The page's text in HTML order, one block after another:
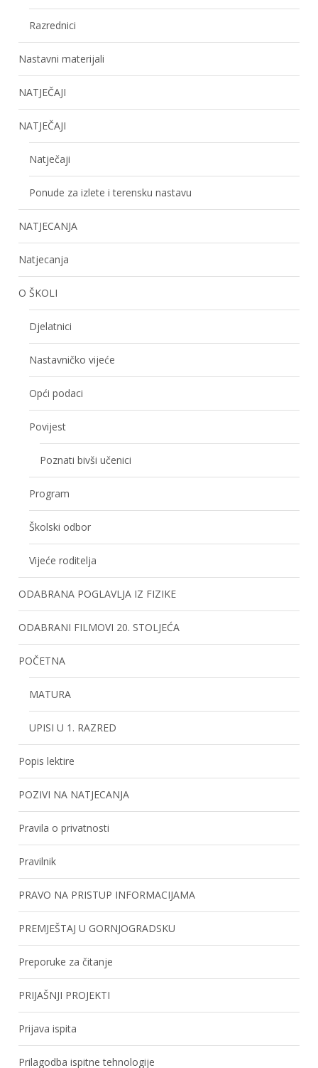
Razrednici
Nastavni materijali
NATJEČAJI
NATJEČAJI
Natječaji
Ponude za izlete i terensku nastavu
NATJECANJA
Natjecanja
O ŠKOLI
Djelatnici
Nastavničko vijeće
Opći podaci
Povijest
Poznati bivši učenici
Program
Školski odbor
Vijeće roditelja
ODABRANA POGLAVLJA IZ FIZIKE
ODABRANI FILMOVI 20. STOLJEĆA
POČETNA
MATURA
UPISI U 1. RAZRED
Popis lektire
POZIVI NA NATJECANJA
Pravila o privatnosti
Pravilnik
PRAVO NA PRISTUP INFORMACIJAMA
PREMJEŠTAJ U GORNJOGRADSKU
Preporuke za čitanje
PRIJAŠNJI PROJEKTI
Prijava ispita
Prilagodba ispitne tehnologije